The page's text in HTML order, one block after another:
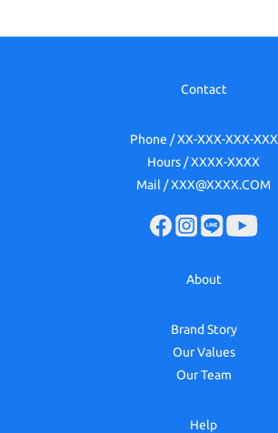
Contact
Phone / XX-XXX-XXX-XXX
Hours / XXXX-XXXX
Mail / XXX@XXXX.COM
About
Brand Story
Our Values
Our Team
Help